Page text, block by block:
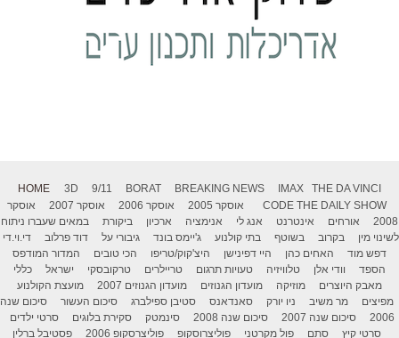
HOME 3D 9/11 BORAT BREAKING NEWS IMAX
THE DA VINCI
CODE THE DAILY SHOW אוסקר 2005 אוסקר 2006 אוסקר 2007
אוסקר
2008
אורחים אינטרנט אנג לי אנימציה ארכיון ביקורת
במאים שעברו ניתוח
לשינוי מין
בקרוב בשוטף בתי קולנוע ג'יימס בונד גיבורי על דוד פרלוב
די.וי.די
דפש מוד
האחים כהן היי דפינישן היצ'קוק/טריפו הכי טובים
המדור המודפס
הספד
וודי אלן טלוויזיה טעויות תרגום טריילרים טרקובסקי ישראל
כללי
מאבק היוצרים
מוזיקה מועדון הגנוזים מועדון הגנוזים 2007
מועצת הקולנוע
מפיצים
מר משיב ניו יורק סאנדאנס סטיבן ספילברג סיכום העשור
סיכום שנה
2006
סיכום שנה 2007 סיכום שנה 2008 סינמטק סקירת בלוגים
סרטי ילדים
סרטי קיץ
סתם פול מקרטני פוליצרוסקופ פוליצרסקופ 2006 פסטיבל ברלין